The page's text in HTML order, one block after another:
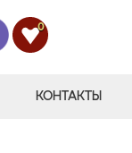
0
КОНТАКТЫ